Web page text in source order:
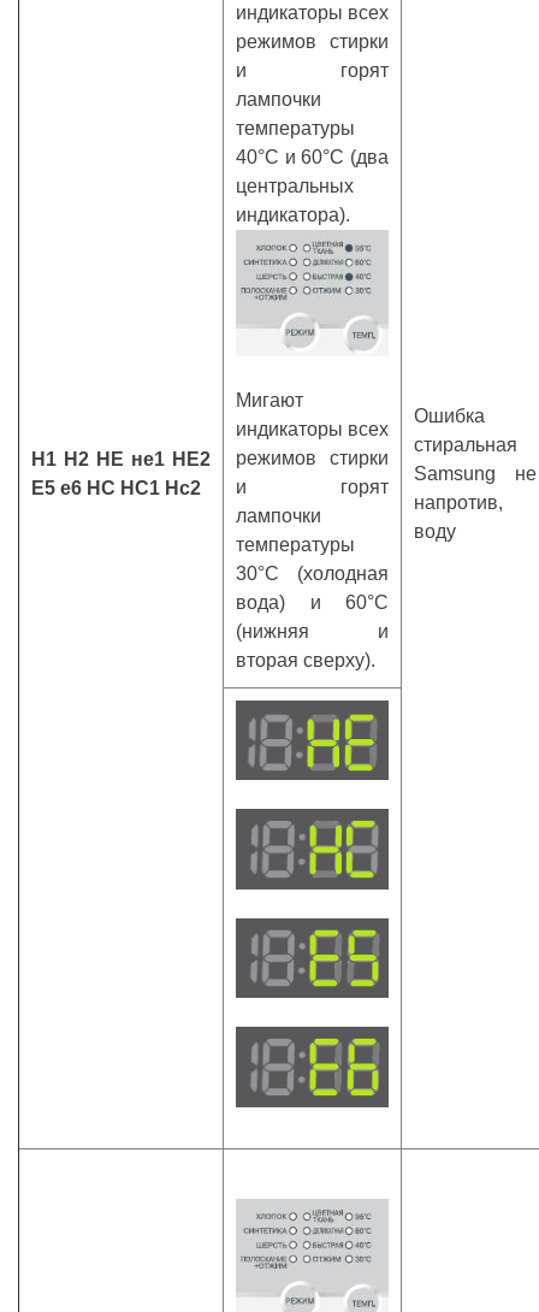
Н1 Н2 НЕ не1 НЕ2
Е5 е6 НС НС1 Нс2
индикаторы всех
режимов стирки
и горят
лампочки
температуры
40°С и 60°С (два
центральных
индикатора).
Мигают
индикаторы всех
режимов стирки
и горят
лампочки
температуры
30°С (холодная
вода) и 60°С
(нижняя и
вторая сверху).
Ошибка
Samsung
напротив,
воду